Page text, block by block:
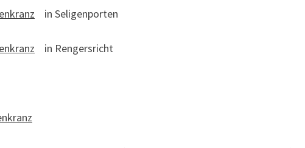
in Seligenporten
in Rengersricht